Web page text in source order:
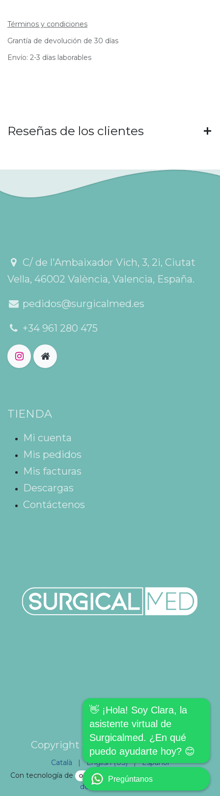
Términos y condiciones
Grantía de devolución de 30 días
Envío: 2-3 días laborables
Reseñas de los clientes
C/ de l'Ambaixador Vich, 3, 2i, Ciutat
Vella, 46002 València, Valencia, España.
pedidos@surgicalmed.es
+34 961 280 475
TIENDA
Mi cuenta
Mis pedidos
Mis facturas
Descargas
Contáctenos
Copyright © SURGICALMED SL.
Català English (US) |
Español
Con tecnología de
- El mejorComercio electrónico
de código abierto
👋 ¡Hola! Soy Clara, la
asistente virtual de
Surgicalmed. ¿En qué
puedo ayudarte hoy? 😊
Pregúntanos